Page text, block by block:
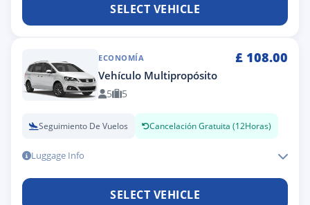
SELECT VEHICLE
ECONOMÍA £ 108.00
Vehículo Multipropósito
5 5
Seguimiento De Vuelos Cancelación Gratuita (12Horas)
Luggage Info
SELECT VEHICLE